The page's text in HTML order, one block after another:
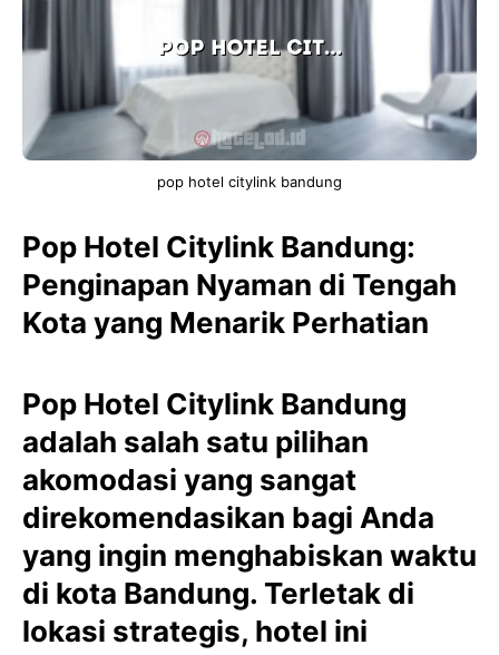
pop hotel citylink bandung
Pop Hotel Citylink Bandung:
Penginapan Nyaman di Tengah
Kota yang Menarik Perhatian
Pop Hotel Citylink Bandung
adalah salah satu pilihan
akomodasi yang sangat
direkomendasikan bagi Anda
yang ingin menghabiskan waktu
di kota Bandung. Terletak di
lokasi strategis, hotel ini